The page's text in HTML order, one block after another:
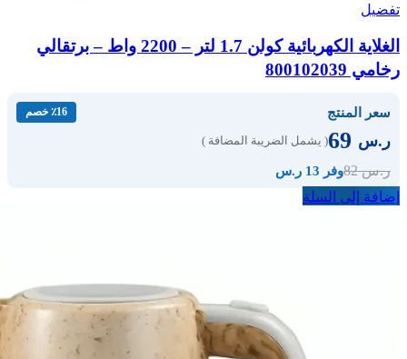
تفضيل
الغلاية الكهربائية كولن 1.7 لتر – 2200 واط – برتقالي
رخامي 800102039
سعر المنتج ٪16 خصم
ر.س ( يشمل الضريبة المضافة )
ر.س82 وفر 13 ر.س
إضافة إلى السلة